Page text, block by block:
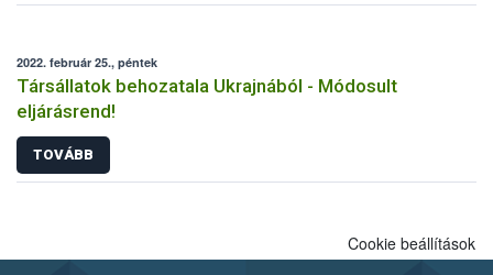
2022. február 25., péntek
Társállatok behozatala Ukrajnából - Módosult
eljárásrend!
TOVÁBB
Cookie beállítások